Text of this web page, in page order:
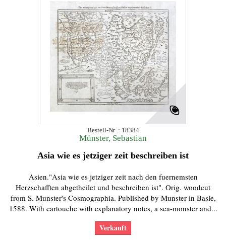
Bestell-Nr .: 18384
Münster, Sebastian
Asia wie es jetziger zeit beschreiben ist
Asien."Asia wie es jetziger zeit nach den fuernemsten
Herzschafften abgetheilet und beschreiben ist". Orig. woodcut
from S. Munster's Cosmographia. Published by Munster in Basle,
1588. With cartouche with explanatory notes, a sea-monster and...
Verkauft